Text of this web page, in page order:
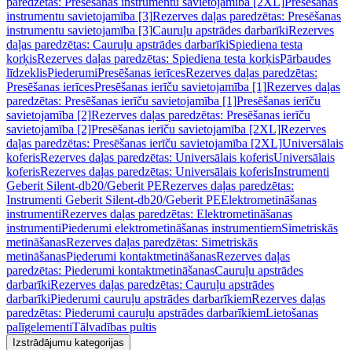
instrumentu savietojamība [3]Rezerves daļas paredzētas: Presēšanas
instrumentu savietojamība [3]Cauruļu apstrādes darbarīkiRezerves
daļas paredzētas: Cauruļu apstrādes darbarīkiSpiediena testa
korķisRezerves daļas paredzētas: Spiediena testa korķisPārbaudes
līdzeklisPiederumiPresēšanas ierīcesRezerves daļas paredzētas:
Presēšanas ierīcesPresēšanas ierīču savietojamība [1]Rezerves daļas
paredzētas: Presēšanas ierīču savietojamība [1]Presēšanas ierīču
savietojamība [2]Rezerves daļas paredzētas: Presēšanas ierīču
savietojamība [2]Presēšanas ierīču savietojamība [2XL]Rezerves
daļas paredzētas: Presēšanas ierīču savietojamība [2XL]Universālais
koferisRezerves daļas paredzētas: Universālais koferisUniversālais
koferisRezerves daļas paredzētas: Universālais koferisInstrumenti
Geberit Silent-db20/Geberit PERezerves daļas paredzētas:
Instrumenti Geberit Silent-db20/Geberit PEElektrometināšanas
instrumentiRezerves daļas paredzētas: Elektrometināšanas
instrumentiPiederumi elektrometināšanas instrumentiemSimetriskās
metināšanasRezerves daļas paredzētas: Simetriskās
metināšanasPiederumi kontaktmetināšanasRezerves daļas
paredzētas: Piederumi kontaktmetināšanasCauruļu apstrādes
darbarīkiRezerves daļas paredzētas: Cauruļu apstrādes
darbarīkiPiederumi cauruļu apstrādes darbarīkiemRezerves daļas
paredzētas: Piederumi cauruļu apstrādes darbarīkiemLietošanas
palīgelementiTālvadības pultis
Izstrādājumu kategorijas